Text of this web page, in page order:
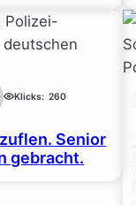
Klicks: 260
Senior
gebracht.